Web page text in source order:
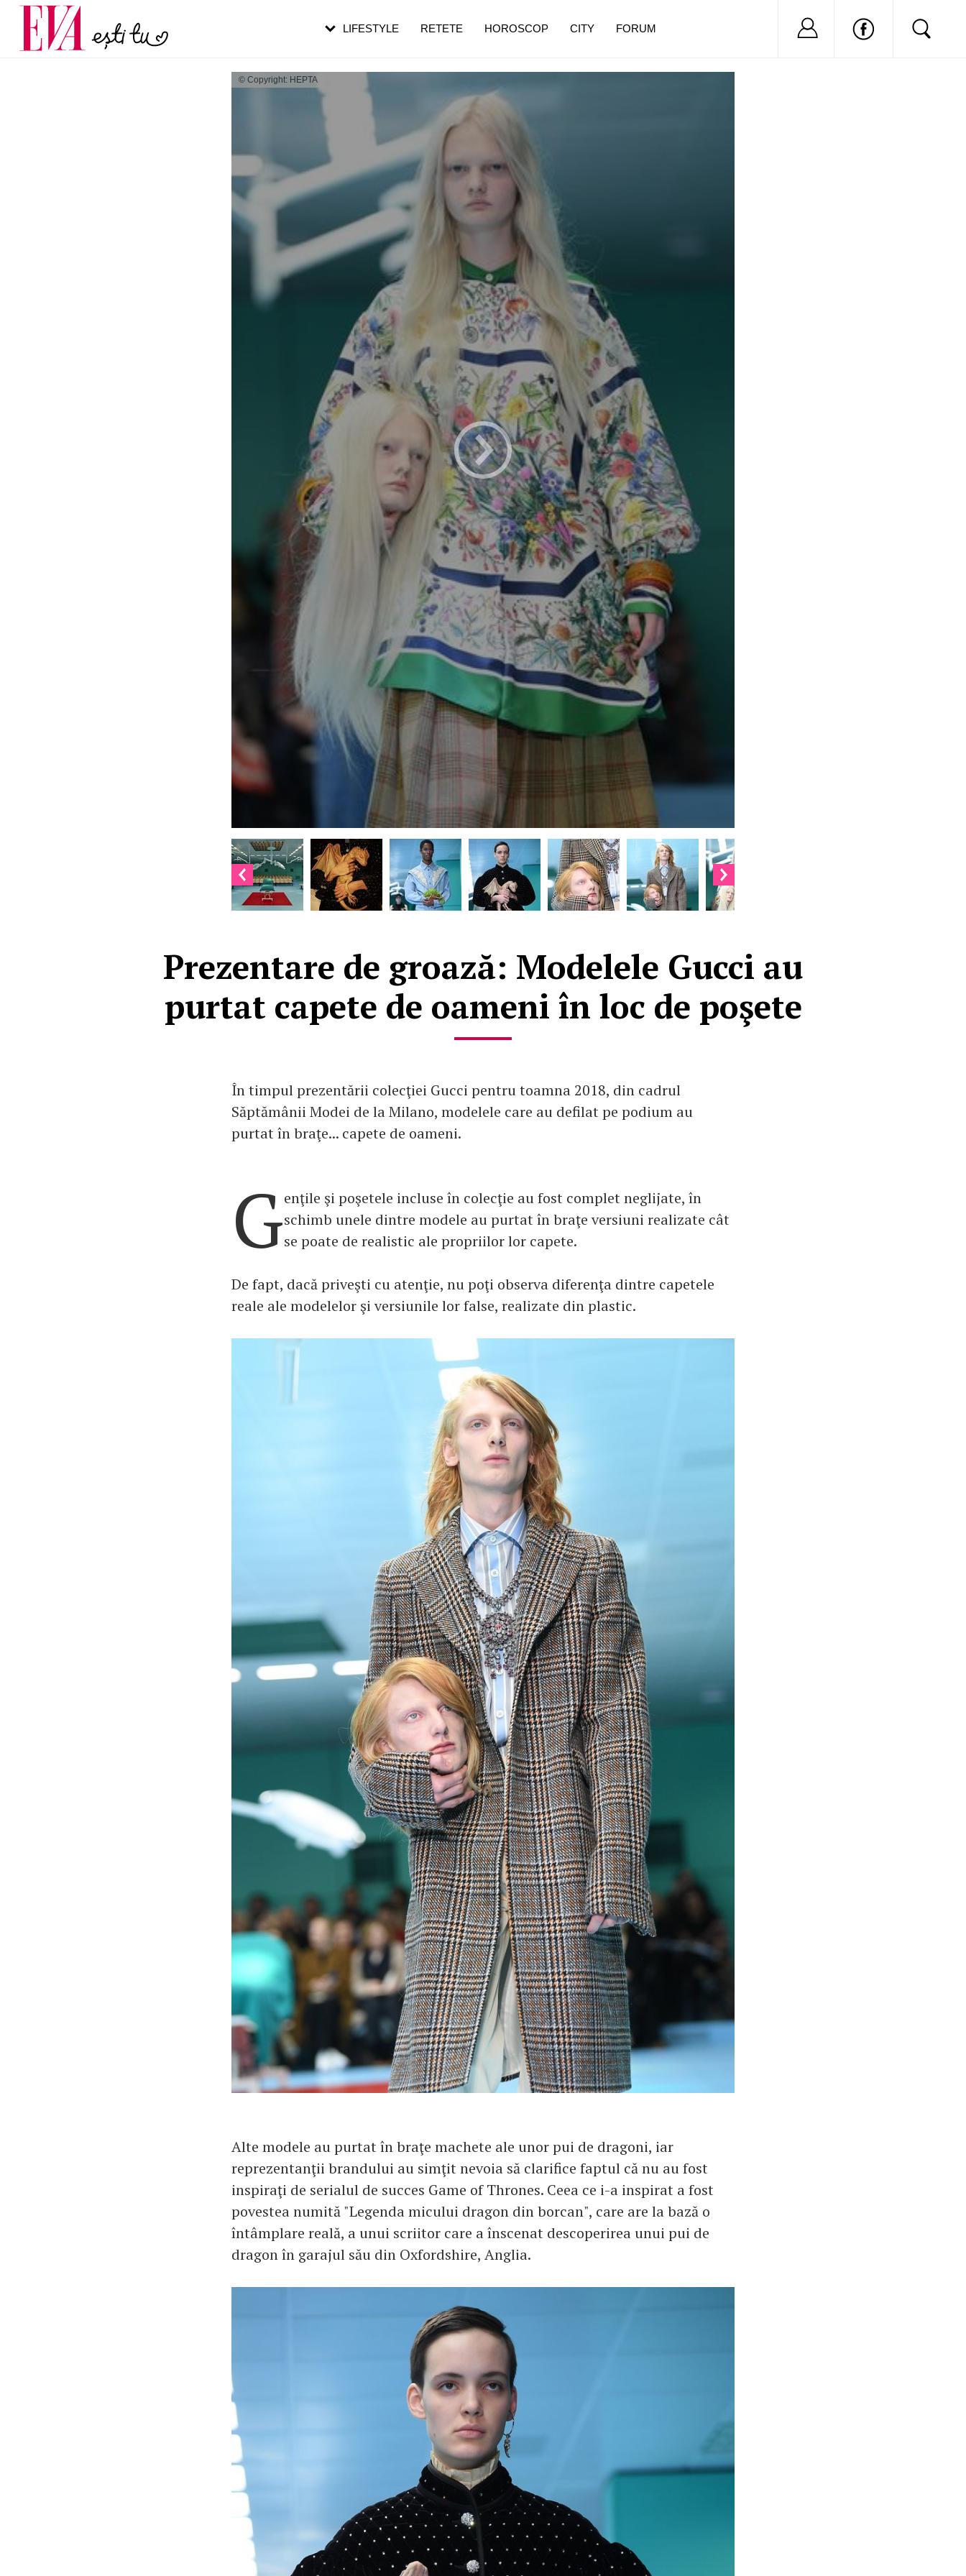
© Copyright: HEPTA
Prezentare de groază: Modelele Gucci au
purtat capete de oameni în loc de poşete
În timpul prezentării colecţiei Gucci pentru toamna 2018, din cadrul
Săptămânii Modei de la Milano, modelele care au defilat pe podium au
purtat în braţe... capete de oameni.
Genţile şi poşetele incluse în colecţie au fost complet neglijate, în
schimb unele dintre modele au purtat în braţe versiuni realizate cât
se poate de realistic ale propriilor lor capete.
De fapt, dacă priveşti cu atenţie, nu poţi observa diferenţa dintre capetele
reale ale modelelor şi versiunile lor false, realizate din plastic.
Alte modele au purtat în braţe machete ale unor pui de dragoni, iar
reprezentanţii brandului au simţit nevoia să clarifice faptul că nu au fost
inspiraţi de serialul de succes Game of Thrones. Ceea ce i-a inspirat a fost
povestea numită "Legenda micului dragon din borcan", care are la bază o
întâmplare reală, a unui scriitor care a înscenat descoperirea unui pui de
dragon în garajul său din Oxfordshire, Anglia.
LIFESTYLE RETETE HOROSCOP CITY FORUM Nu ai cont?
Carieră
Actualitate
pe măsură ce înaintezi în vârstă